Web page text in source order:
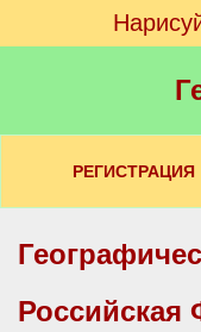
РЕГИСТРАЦИЯ
Российская